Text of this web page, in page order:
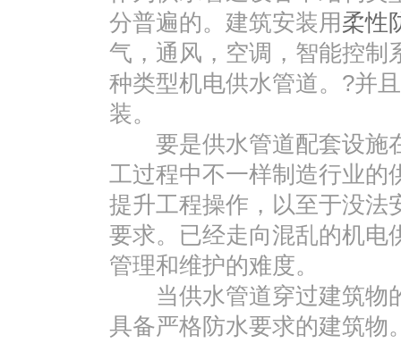
分普遍的。建筑安装用柔性
气，通风，空调，智能控制
种类型机电供水管道。?并
装。
要是供水管道配套设施
工过程中不一样制造行业的
提升工程操作，以至于没法
要求。已经走向混乱的机电
管理和维护的难度。
当供水管道穿过建筑物
具备严格防水要求的建筑物